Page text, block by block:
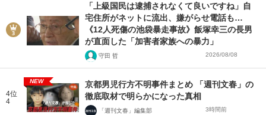
「上級国民は逮捕されなくて良いですね」自
宅住所がネットに流出、嫌がらせ電話も…
《12人死傷の池袋暴走事故》飯塚幸三の長男
が直面した「加害者家族への暴力」
守田 哲 2026/08/08
4位
4
NEW
京都男児行方不明事件まとめ 「週刊文春」の
徹底取材で明らかになった真相
「週刊文春」編集部 3時間前